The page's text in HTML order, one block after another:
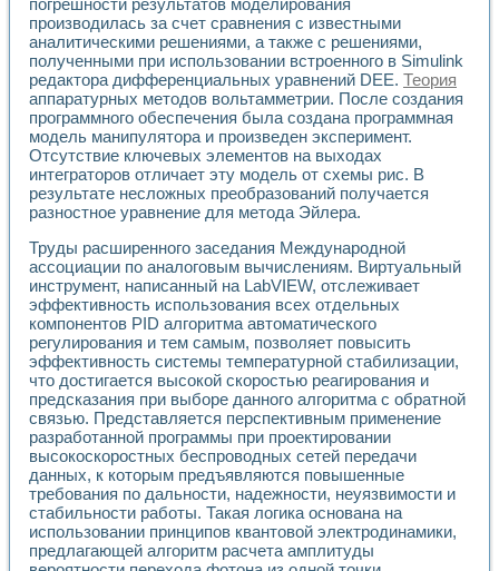
погрешности результатов моделирования
производилась за счет сравнения с известными
аналитическими решениями, а также с решениями,
полученными при использовании встроенного в Simulink
редактора дифференциальных уравнений DEE. Теория
аппаратурных методов вольтамметрии. После создания
программного обеспечения была создана программная
модель манипулятора и произведен эксперимент.
Отсутствие ключевых элементов на выходах
интеграторов отличает эту модель от схемы рис. В
результате несложных преобразований получается
разностное уравнение для метода Эйлера.
Труды расширенного заседания Международной
ассоциации по аналоговым вычислениям. Виртуальный
инструмент, написанный на LabVIEW, отслеживает
эффективность использования всех отдельных
компонентов PID алгоритма автоматического
регулирования и тем самым, позволяет повысить
эффективность системы температурной стабилизации,
что достигается высокой скоростью реагирования и
предсказания при выборе данного алгоритма с обратной
связью. Представляется перспективным применение
разработанной программы при проектировании
высокоскоростных беспроводных сетей передачи
данных, к которым предъявляются повышенные
требования по дальности, надежности, неуязвимости и
стабильности работы. Такая логика основана на
использовании принципов квантовой электродинамики,
предлагающей алгоритм расчета амплитуды